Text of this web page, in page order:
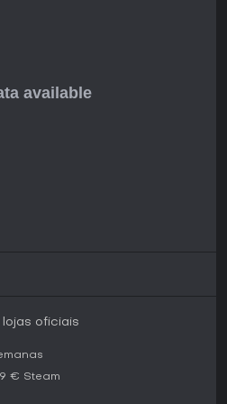
aleatoriedade honesta e tema
oficiais
€ Steam